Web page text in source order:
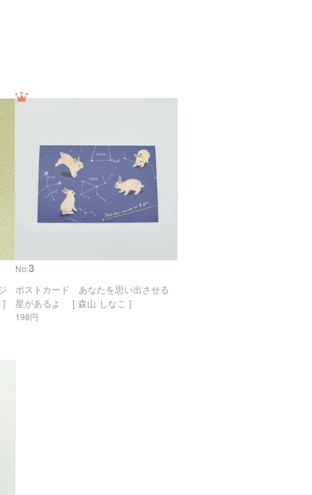
]
No. 3
ポストカード あなたを思い出させる
星があるよ [ 森山 しなこ ]
198円